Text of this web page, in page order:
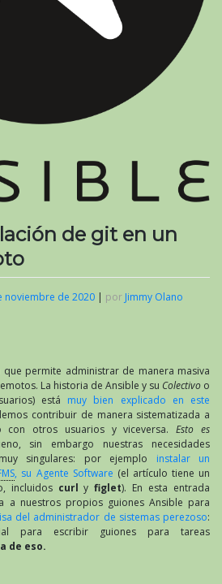
de git en un
noviembre de 2020 | por Jimmy Olano
permite administrar de manera masiva
La historia de Ansible y su Colectivo o
está muy bien explicado en este
contribuir de manera sistematizada a
con otros usuarios y viceversa.Esto es
sin embargo nuestras necesidades
singulares: por ejemplo instalar un
, su Agente Software (el artículo tiene un
incluidos curl yfiglet). En esta entrada
a nuestros propios guiones Ansible para
del administrador de sistemas perezoso:
para escribir guiones para tareas
de eso.